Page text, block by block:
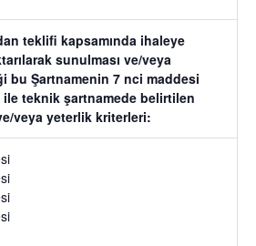
teklifi kapsamında ihaleye
sunulması ve/veya
bu Şartnamenin 7 nci maddesi
ile teknik şartnamede belirtilen
veya yeterlik kriterleri: